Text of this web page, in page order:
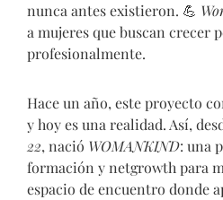
nunca antes existieron. 💪
a mujeres que buscan crecer
profesionalmente.
Hace un año, este proyecto
y hoy es una realidad. Así,
22, nació WOMANKIND: una
formación y netgrowth para
espacio de encuentro donde